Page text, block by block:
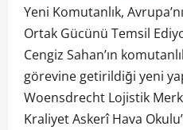
Yeni Komutanlık,
Ortak Gücünü Temsil
Cengiz Sahan’ın
görevine getirildiği yeni
Woensdrecht Lojistik
Kraliyet Askerî Hava